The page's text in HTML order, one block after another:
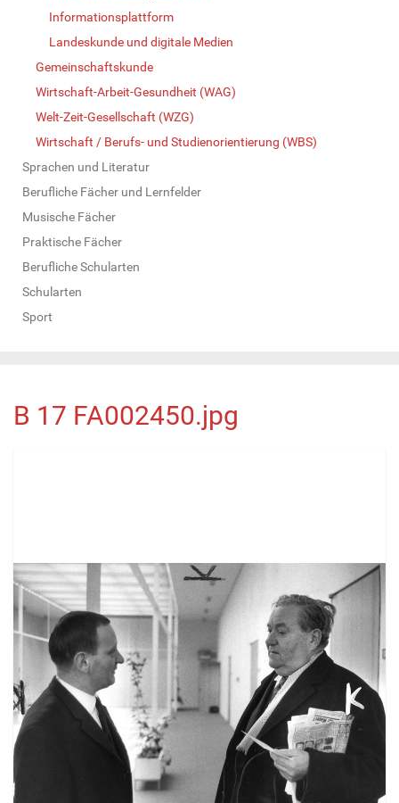
Informationsplattform
Landeskunde und digitale Medien
Gemeinschaftskunde
Wirtschaft-Arbeit-Gesundheit (WAG)
Welt-Zeit-Gesellschaft (WZG)
Wirtschaft / Berufs- und Studienorientierung (WBS)
Sprachen und Literatur
Berufliche Fächer und Lernfelder
Musische Fächer
Praktische Fächer
Berufliche Schularten
Schularten
Sport
B 17 FA002450.jpg